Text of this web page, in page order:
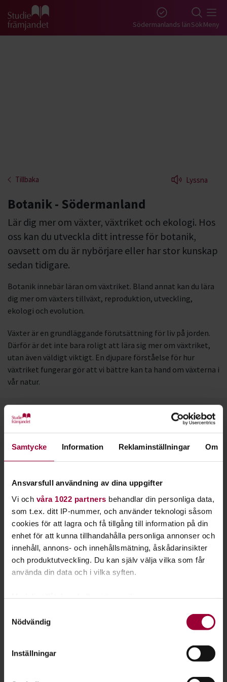
Samtycke Information Reklaminställningar Om
Ansvarsfull användning av dina uppgifter
Vi och våra 1022 partners behandlar din personliga data,
som t.ex. ditt IP-nummer, och använder teknologi såsom
cookies för att lagra och få tillgång till information på din
enhet för att kunna tillhandahålla personliga annonser och
innehåll, annons- och innehållsmätning, åskådarinsikter
och produktutveckling. Du kan själv välja vilka som får
använda din data och i vilka syften.
som kan ha en noggrannhet på upp till flera meter
Nödvändig
Inställningar
Gå till studiefrämjandets startsida Södermanlands länSökMeny
Tillbaka Lyssna
Botanik - Södermanland
Lär dig mer om växter, växtriket och ekologi. Hos
oss kan du utveckla ditt intresse för botanik,
oavsett om du är nybörjare eller har stor kunskap
sedan tidigare.
Botanik innebär läran om växtriket. Bland annat kan du lära
dig mer om växters tillväxt, reproduktion, utveckling,
ekologi och evolution.
Växter är en grundläggande förutsättning för liv på jorden.
Därför är det inte bara roligt att lära sig mer om växtriket,
utan även väldigt viktigt. En djupare förståelse för hur
växtriket fungerar gör att vi bättre kan ta hand om växterna i
vår natur.
Kontakt
Susanna Engman
Skicka e-post